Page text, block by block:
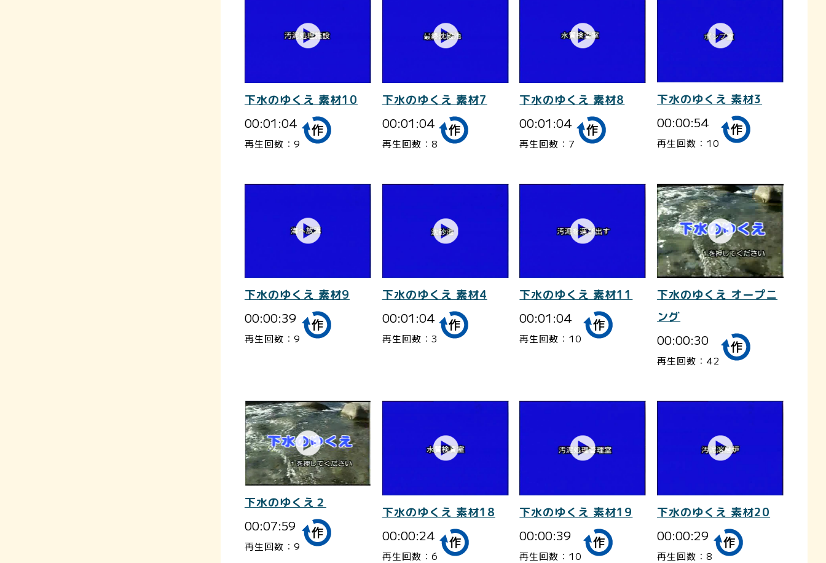
下水のゆくえ 素材10
00:01:04
再生回数：9
下水のゆくえ 素材7
00:01:04
再生回数：8
下水のゆくえ 素材8
00:01:04
再生回数：7
下水のゆくえ 素材3
00:00:54
再生回数：10
下水のゆくえ 素材9
00:00:39
再生回数：9
下水のゆくえ 素材4
00:01:04
再生回数：3
下水のゆくえ 素材11
00:01:04
再生回数：10
下水のゆくえ オープニ
ング
00:00:30
再生回数：42
下水のゆくえ２
00:07:59
再生回数：9
下水のゆくえ 素材18
00:00:24
再生回数：6
下水のゆくえ 素材19
00:00:39
再生回数：10
下水のゆくえ 素材20
00:00:29
再生回数：8